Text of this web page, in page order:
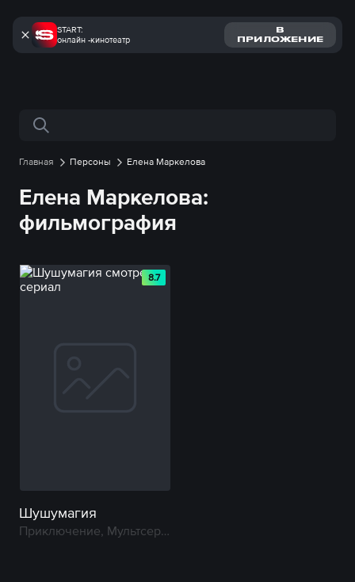
START:
онлайн -кинотеатр
В
ПРИЛОЖЕНИЕ
Поиск по сайту
Главная Персоны Елена Маркелова
Елена Маркелова:
фильмография
8.7
Шушумагия
Приключение, Мультсериал